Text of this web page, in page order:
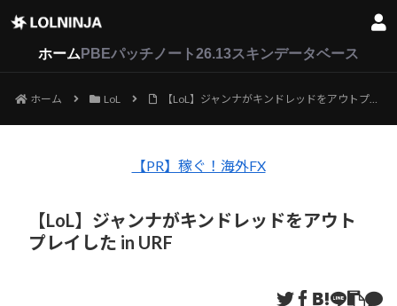
ホーム PBEパッチノート26.13スキンデータベース
ホーム LoL 【LoL】ジャンナがキンドレッドをアウトプレイした in URF
【PR】稼ぐ！海外FX
【LoL】ジャンナがキンドレッドをアウト
プレイした in URF